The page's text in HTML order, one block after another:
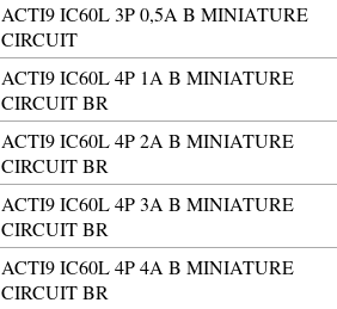
ACTI9 IC60L 3P 0,5A B MINIATURE
CIRCUIT
ACTI9 IC60L 4P 1A B MINIATURE
CIRCUIT BR
ACTI9 IC60L 4P 2A B MINIATURE
CIRCUIT BR
ACTI9 IC60L 4P 3A B MINIATURE
CIRCUIT BR
ACTI9 IC60L 4P 4A B MINIATURE
CIRCUIT BR